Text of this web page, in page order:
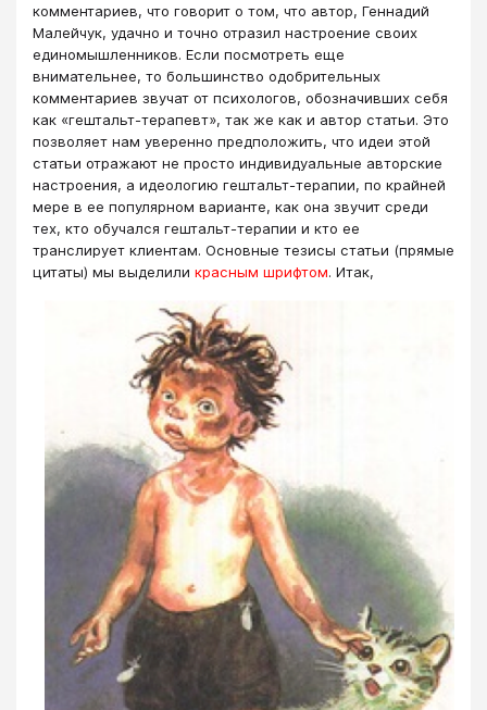
комментариев, что говорит о том, что автор, Геннадий
Малейчук, удачно и точно отразил настроение своих
единомышленников. Если посмотреть еще
внимательнее, то большинство одобрительных
комментариев звучат от психологов, обозначивших себя
как «гештальт-терапевт», так же как и автор статьи. Это
позволяет нам уверенно предположить, что идеи этой
статьи отражают не просто индивидуальные авторские
настроения, а идеологию гештальт-терапии, по крайней
мере в ее популярном варианте, как она звучит среди
тех, кто обучался гештальт-терапии и кто ее
транслирует клиентам. Основные тезисы статьи (прямые
цитаты) мы выделили красным шрифтом. Итак,